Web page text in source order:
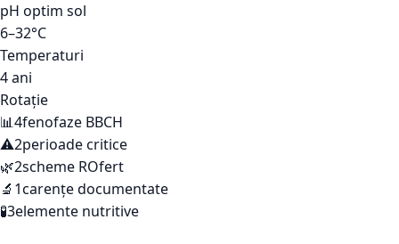
pH optim sol
6–32°C
Temperaturi
4 ani
Rotație
📊4fenofaze BBCH
⚠️2perioade critice
🌿2scheme ROfert
🔬 1carențe documentate
🧪3elemente nutritive